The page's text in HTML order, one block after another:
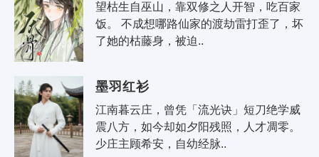
望枯生自巫山，靠双修之人开智，吃百家
饭。 不成想哪路仙家的渡劫雷打歪了，坏
了她的枯藤身，被迫..
墨羽红衫
江南暮云庄，曾凭「流光诀」短刀绝学威
震八方，如今却如夕阳残照，人才凋零。
少庄主顾希安，自幼经脉..